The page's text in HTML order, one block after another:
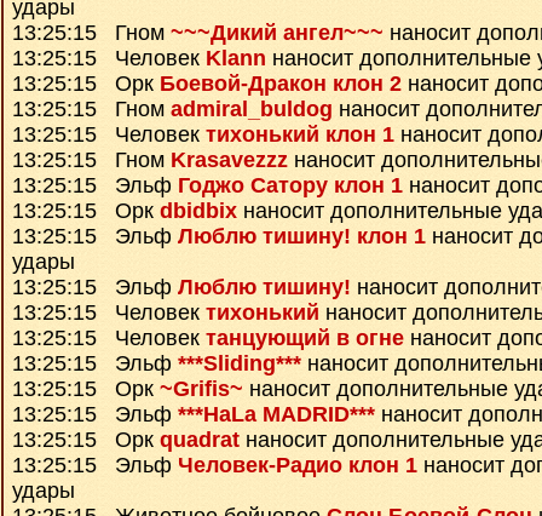
удары
13:25:15 Гном ~~~Дикий ангел~~~ наносит
13:25:15 Человек Klann наносит дополнительные
13:25:15 Орк Боевой-Дракон клон 2 наносит
13:25:15 Гном admiral_buldog наносит
13:25:15 Человек тихонький клон 1 наносит
13:25:15 Гном Krasavezzz наносит
13:25:15 Эльф Годжо Сатору клон 1 наносит
13:25:15 Орк dbidbix наносит дополнительные
13:25:15 Эльф Люблю тишину! клон 1 наносит
удары
13:25:15 Эльф Люблю тишину! наносит
13:25:15 Человек тихонький наносит
13:25:15 Человек танцующий в огне наносит
13:25:15 Эльф ***Sliding*** наносит
13:25:15 Орк ~Grifis~ наносит дополнительные
13:25:15 Эльф ***HaLa MADRID*** наносит
13:25:15 Орк quadrat наносит дополнительные
13:25:15 Эльф Человек-Радио клон 1 наносит
удары